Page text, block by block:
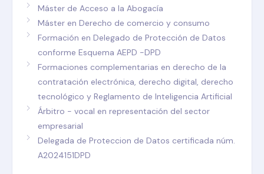
Máster de Acceso a la Abogacía
Máster en Derecho de comercio y consumo
Formación en Delegado de Protección de Datos
conforme Esquema AEPD -DPD
Formaciones complementarias en derecho de la
contratación electrónica, derecho digital, derecho
tecnológico y Reglamento de Inteligencia Artificial
Árbitro - vocal en representación del sector
empresarial
Delegada de Proteccion de Datos certificada núm.
A2024151DPD